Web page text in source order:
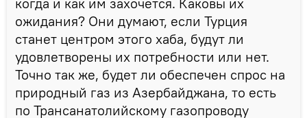
ожидания? Они думают, если Турция
станет центром этого хаба, будут ли
удовлетворены их потребности или нет.
Точно так же, будет ли обеспечен спрос на
природный газ из Азербайджана, то есть
по Трансанатолийскому газопроводу